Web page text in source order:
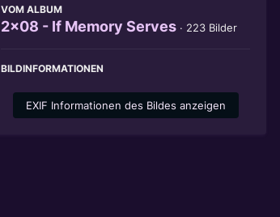
VOM ALBUM
2x08 - If Memory Serves · 223 Bilder
BILDINFORMATIONEN
EXIF Informationen des Bildes anzeigen